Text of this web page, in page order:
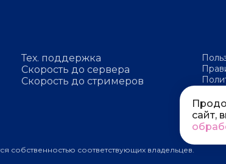
Тех. поддержка
Скорость до сервера
Скорость до стримеров
соответствующих владельцев.
сайт,